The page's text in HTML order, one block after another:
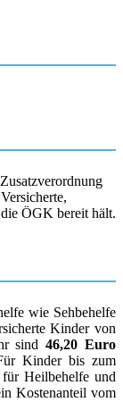
ÖGK bereit hält.
wie Sehbehelfe
Kinder von
sind46,20 Euro
Kinder bis zum
Heilbehelfe und
Kostenanteil vom